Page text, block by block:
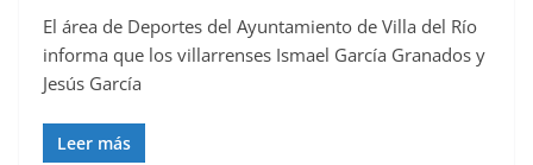
El área de Deportes del Ayuntamiento de Villa del Río
informa que los villarrenses Ismael García Granados y
Jesús García
Leer más